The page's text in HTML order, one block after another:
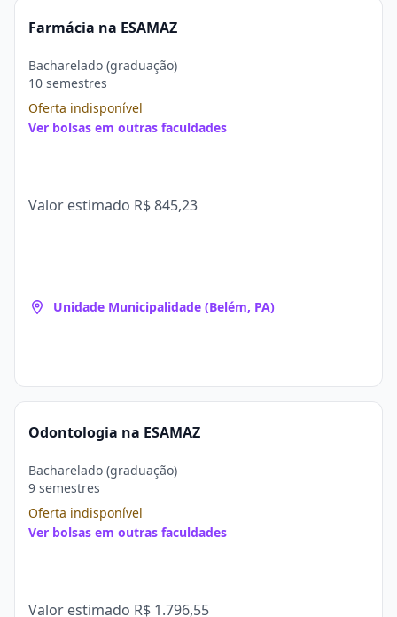
Farmácia na ESAMAZ
Bacharelado (graduação)
10 semestres
Oferta indisponível
Ver bolsas em outras faculdades
Valor estimado R$ 845,23
Unidade Municipalidade (Belém, PA)
Odontologia na ESAMAZ
Bacharelado (graduação)
9 semestres
Oferta indisponível
Ver bolsas em outras faculdades
Valor estimado R$ 1.796,55